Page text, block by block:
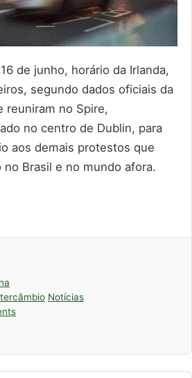
de junho, horário da Irlanda,
segundo dados oficiais da
reuniram no Spire,
no centro de Dublin, para
aos demais protestos que
Brasil e no mundo afora.
Notícias